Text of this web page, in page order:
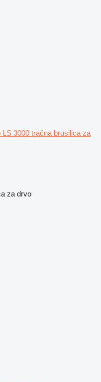
LS 3000 tračna brusilica za
za drvo